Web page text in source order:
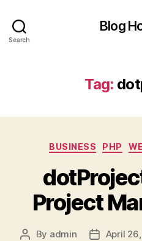
Search
Blog
Tag:
BUSINESS PHP
Project
Post
By admin
PostApril